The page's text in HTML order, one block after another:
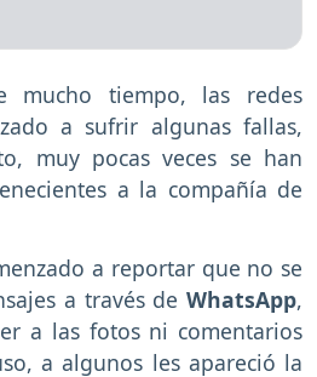
mucho tiempo, las redes
a sufrir algunas fallas,
muy pocas veces se han
a la compañía de
a reportar que no se
a través de WhatsApp,
a las fotos ni comentarios
a algunos les apareció la